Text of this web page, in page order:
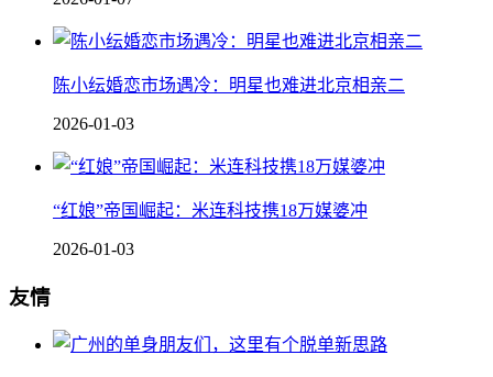
陈小纭婚恋市场遇冷：明星也难进北京相亲二
2026-01-03
“红娘”帝国崛起：米连科技携18万媒婆冲
2026-01-03
友情